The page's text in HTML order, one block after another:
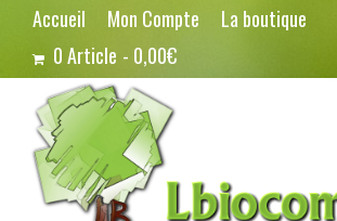
Accueil Mon Compte
La boutique
0 Article
0,00€